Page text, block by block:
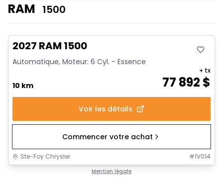
RAM 1500
En stock
2027 RAM 1500
Automatique, Moteur: 6 Cyl. - Essence
10 km 77 892 $
+ tx
Voir les détails
Commencer votre achat
Ste-Foy Chrysler #1V014
Mention légale